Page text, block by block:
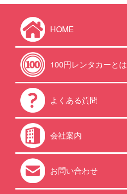
HOME
100円レンタカーとは
よくある質問
会社案内
お問い合わせ